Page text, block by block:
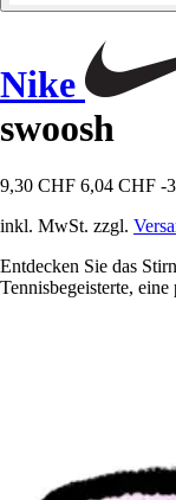
Nike
swoosh
9,30 CHF 6,04 CHF -
inkl. MwSt. zzgl.
Entdecken Sie das
Tennisbegeisterte,